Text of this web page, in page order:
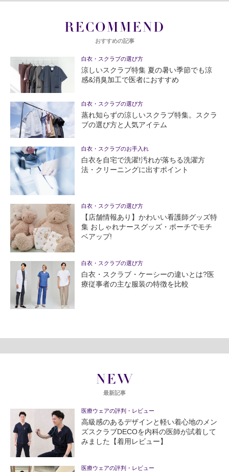
RECOMMEND
おすすめの記事
白衣・スクラブの選び方
涼しいスクラブ特集 夏の暑い季節でも涼
感&消臭加工で医者におすすめ
白衣・スクラブの選び方
蒸れ知らずの涼しいスクラブ特集。スクラ
ブの選び方と人気アイテム
白衣・スクラブのお手入れ
白衣を自宅で洗濯!汚れが落ちる洗濯方
法・クリーニングに出すポイント
白衣・スクラブの選び方
【店舗情報あり】かわいい看護師グッズ特
集 おしゃれナースグッズ・ポーチでモチ
ベアップ!
白衣・スクラブの選び方
白衣・スクラブ・ケーシーの違いとは?医
療従事者の主な服装の特徴を比較
NEW
最新記事
医療ウェアの評判・レビュー
高級感のあるデザインと軽い着心地のメン
ズスクラブDECOを内科の医師が試着して
みました【着用レビュー】
医療ウェアの評判・レビュー